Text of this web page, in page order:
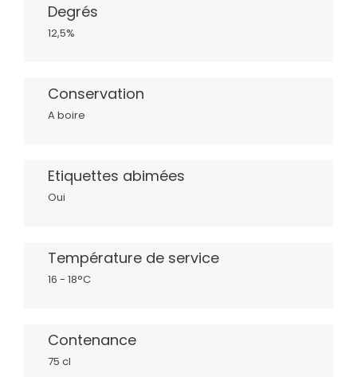
Degrés
12,5%
Conservation
A boire
Etiquettes abimées
Oui
Température de service
16 - 18°C
Contenance
75 cl